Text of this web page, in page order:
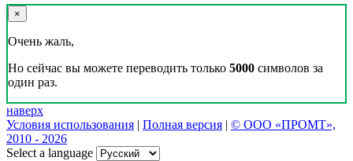
×
Очень жаль,
Но сейчас вы можете переводить только 5000 символов за
один раз.
наверх
Условия использования | Полная версия | © ООО «ПРОМТ»,
2010 - 2026
Select a language